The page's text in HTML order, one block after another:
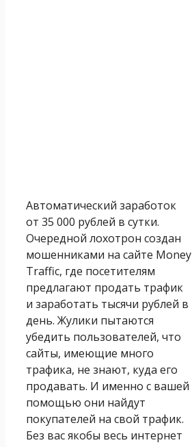
Автоматический заработок
от 35 000 рублей в сутки.
Очередной лохотрон создан
мошенниками на сайте Money
Traffic, где посетителям
предлагают продать трафик
и заработать тысячи рублей в
день. Жулики пытаются
убедить пользователей, что
сайты, имеющие много
трафика, не знают, куда его
продавать. И именно с вашей
помощью они найдут
покупателей на свой трафик.
Без вас якобы весь интернет